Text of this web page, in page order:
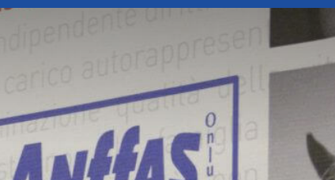
Inclusione lavorativa
Politiche sociali
Pillole
Formazione
Avvisi, bandi
Welfare locale